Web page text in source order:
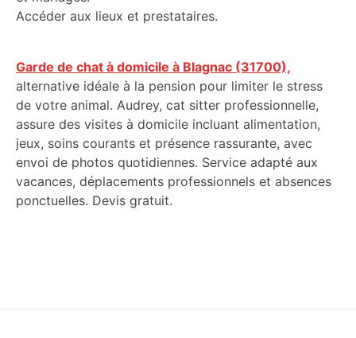
Accéder aux lieux et prestataires.
Garde de chat à domicile à Blagnac (31700),
alternative idéale à la pension pour limiter le stress
de votre animal. Audrey, cat sitter professionnelle,
assure des visites à domicile incluant alimentation,
jeux, soins courants et présence rassurante, avec
envoi de photos quotidiennes. Service adapté aux
vacances, déplacements professionnels et absences
ponctuelles. Devis gratuit.